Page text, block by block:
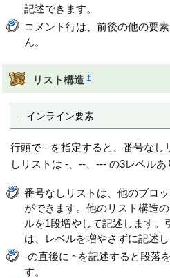
記述できます。
コメント行は、前後の他の要
ん。
リスト構造 †
- インライン要素
行頭で - を指定すると、番号なし
しリストは -、--、--- の3レベルあ
番号なしリストは、他のブロ
ができます。他のリスト構造
ルを1段増やして記述します。
は、レベルを増やさずに記述し
-の直後に ~を記述すると段落
す。